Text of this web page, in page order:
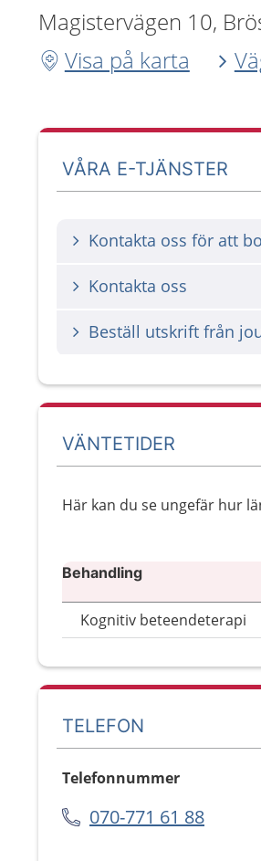
Magistervägen 10,
Visa på karta
VÅRA E-TJÄNSTER
Kontakta oss för att
Kontakta oss
Beställ utskrift från
VÄNTETIDER
Här kan du se ungefär hur
Behandling
Kognitiv beteendeterapi
TELEFON
Telefonnummer
070-771 61 88